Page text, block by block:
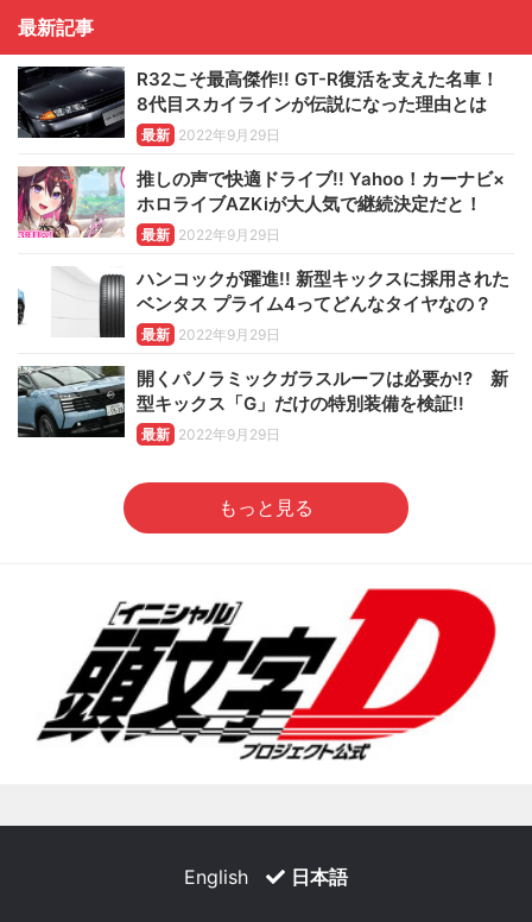
最新記事
R32こそ最高傑作!! GT-R復活を支えた名車！
8代目スカイラインが伝説になった理由とは
最新 2022年9月29日
推しの声で快適ドライブ!! Yahoo！カーナビ×
ホロライブAZKiが大人気で継続決定だと！
最新 2022年9月29日
ハンコックが躍進!! 新型キックスに採用された
ベンタス プライム4ってどんなタイヤなの？
最新 2022年9月29日
開くパノラミックガラスルーフは必要か!? 新
型キックス「G」だけの特別装備を検証!!
最新 2022年9月29日
もっと見る
English 日本語